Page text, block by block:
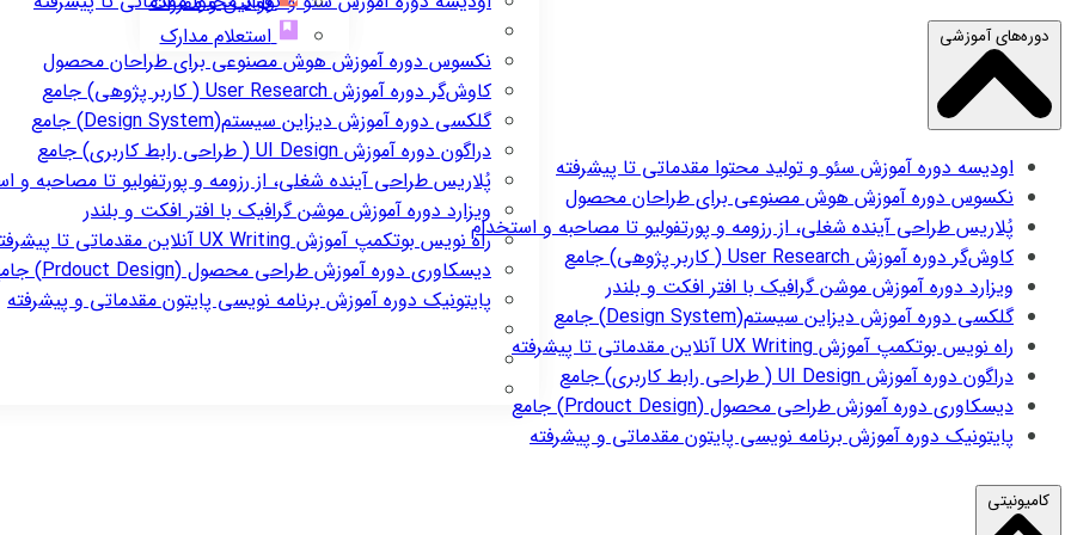
نکسوسدوره آموزش هوش مصنوعی برای طراحان محصول
کاوش‌گردوره آموزش User Research ( کاربر پژوهی) جامع
گلکسیدوره آموزش دیزاین سیستم(Design System) جامع
دراگوندوره آموزش UI Design ( طراحی رابط کاربری) جامع
پُلاریسطراحی آینده شغلی، از رزومه و پورتفولیو تا مصاحبه و
ویزارددوره آموزش موشن گرافیک با افتر افکت و بلندر
راه نویسبوتکمپ آموزش UX Writing آنلاین مقدماتی تا پیشرفته
دیسکاوریدوره آموزش طراحی محصول (Prdouct Design) جامع
پایتونیکدوره آموزش برنامه نویسی پایتون مقدماتی و پیشرفته
استعلام مدارک
دوره‌های آموزشی
اودیسهدوره آموزش سئو و تولید محتوا مقدماتی تا پیشرفته
نکسوسدوره آموزش هوش مصنوعی برای طراحان محصول
پُلاریسطراحی آینده شغلی، از رزومه و پورتفولیو تا مصاحبه و استخدام
کاوش‌گردوره آموزش User Research ( کاربر پژوهی) جامع
ویزارددوره آموزش موشن گرافیک با افتر افکت و بلندر
گلکسیدوره آموزش دیزاین سیستم(Design System) جامع
راه نویسبوتکمپ آموزش UX Writing آنلاین مقدماتی تا پیشرفته
دراگوندوره آموزش UI Design ( طراحی رابط کاربری) جامع
دیسکاوریدوره آموزش طراحی محصول (Prdouct Design) جامع
پایتونیکدوره آموزش برنامه نویسی پایتون مقدماتی و پیشرفته
کامیونیتی